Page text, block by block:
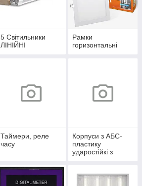
5 Світильники
ЛІНІЙНІ
Рамки
горизонтальні
Таймери, реле
часу
Корпуси з АБС-
пластику
ударостійкі з
UBox